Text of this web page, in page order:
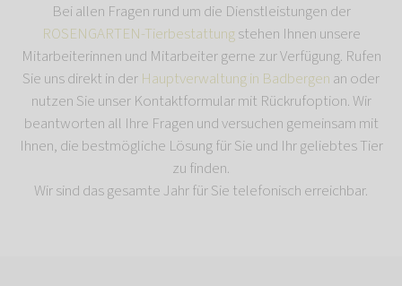
Bei allen Fragen rund um die Dienstleistungen der
ROSENGARTEN-Tierbestattungstehen Ihnen unsere
Mitarbeiterinnen und Mitarbeiter gerne zur Verfügung. Rufen
Sie uns direkt in der Hauptverwaltung in Badbergen an oder
nutzen Sie unser Kontaktformular mit Rückrufoption. Wir
beantworten all Ihre Fragen und versuchen gemeinsam mit
Ihnen, die bestmögliche Lösung für Sie und Ihr geliebtes Tier
zu finden.
Wir sind das gesamte Jahr für Sie telefonisch erreichbar.